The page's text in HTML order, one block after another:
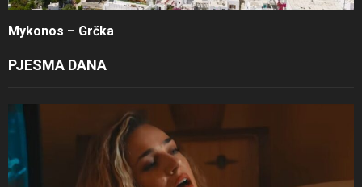
Mykonos – Grčka
PJESMA DANA